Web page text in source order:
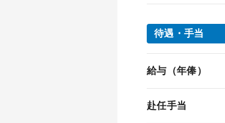
待遇・手当
給与（年俸）
赴任手当